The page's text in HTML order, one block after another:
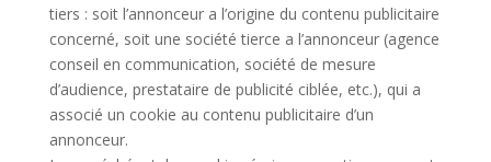
tiers : soit l’annonceur a l’origine du contenu publicitaire
concerné, soit une société tierce a l’annonceur (agence
conseil en communication, société de mesure
d’audience, prestataire de publicité ciblée, etc.), qui a
associé un cookie au contenu publicitaire d’un
annonceur.